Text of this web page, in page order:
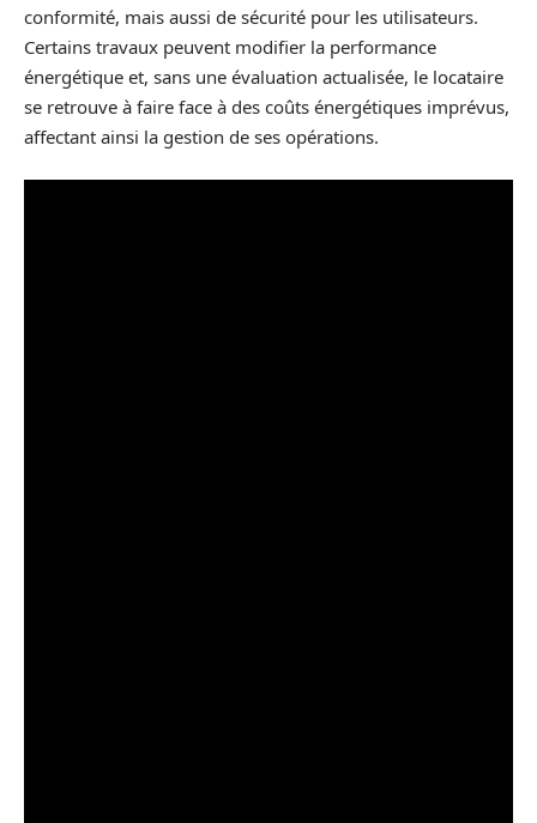
conformité, mais aussi de sécurité pour les utilisateurs.
Certains travaux peuvent modifier la performance
énergétique et, sans une évaluation actualisée, le locataire
se retrouve à faire face à des coûts énergétiques imprévus,
affectant ainsi la gestion de ses opérations.